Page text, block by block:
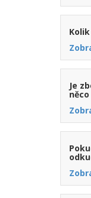
Je
něco